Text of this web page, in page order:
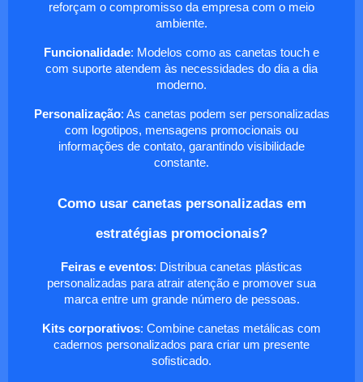
reforçam o compromisso da empresa com o meio
ambiente.
Funcionalidade: Modelos como as canetas touch e
com suporte atendem às necessidades do dia a dia
moderno.
Personalização: As canetas podem ser personalizadas
com logotipos, mensagens promocionais ou
informações de contato, garantindo visibilidade
constante.
Como usar canetas personalizadas em
estratégias promocionais?
Feiras e eventos: Distribua canetas plásticas
personalizadas para atrair atenção e promover sua
marca entre um grande número de pessoas.
Kits corporativos: Combine canetas metálicas com
cadernos personalizados para criar um presente
sofisticado.